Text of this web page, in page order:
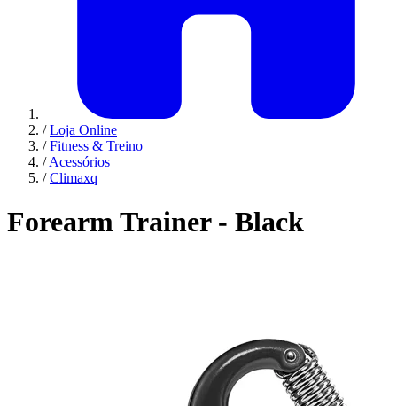
/ Loja Online
/ Fitness & Treino
/Acessórios
/ Climaxq
Forearm Trainer - Black